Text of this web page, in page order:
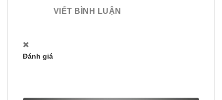
VIẾT BÌNH LUẬN
Đánh giá